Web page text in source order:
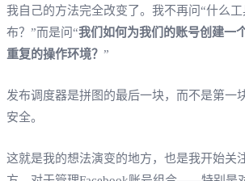
我自己的方法完全改变了。我不再问“什么
布？”而是问“我们如何为我们的账号创建一
重复的操作环境？ ”
发布调度器是拼图的最后一块，而不是第一
安全。
这就是我的想法演变的地方，也是我开始关